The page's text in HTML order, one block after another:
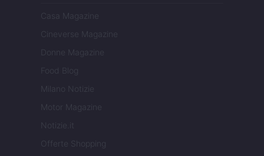
Casa Magazine
Cineverse Magazine
Donne Magazine
Food Blog
Milano Notizie
Motor Magazine
Notizie.it
Offerte Shopping